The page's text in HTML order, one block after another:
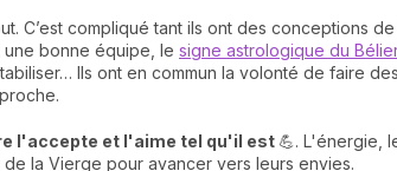
C’est compliqué tant ils ont des conceptions
bonne équipe, le signe astrologique du
Ils ont en commun la volonté de faire
l'accepte et l'aime tel qu'il est 💪. L'énergie,
la Vierge pour avancer vers leurs envies.